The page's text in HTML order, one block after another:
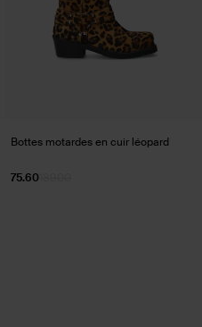
Bottes motardes en cuir léopard
75.60